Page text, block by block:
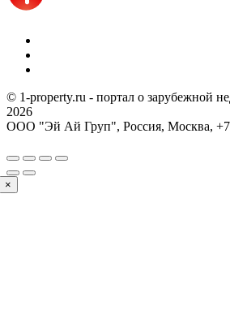
© 1-property.ru - портал о зарубежной
2026
ООО "Эй Ай Груп", Россия, Москва,
×